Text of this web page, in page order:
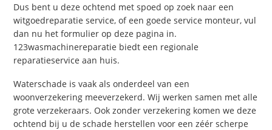
Dus bent u deze ochtend met spoed op zoek naar een
witgoedreparatie service, of een goede service monteur, vul
dan nu het formulier op deze pagina in.
123wasmachinereparatie biedt een regionale
reparatieservice aan huis.
Waterschade is vaak als onderdeel van een
woonverzekering meeverzekerd. Wij werken samen met alle
grote verzekeraars. Ook zonder verzekering komen we deze
ochtend bij u de schade herstellen voor een zéér scherpe